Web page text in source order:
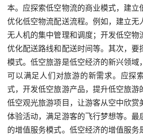
本。应探索低空物流的商业模式，建立
优化低空物流配送流程。例如，建立无
无人机的集中管理和调度；开发低空物
优化配送路线和配送时间等。其次，要
模式。低空旅游是低空经济的新兴领域
可以满足人们对旅游的新需求。应探
式，开发低空旅游产品，提升低空旅游
低空观光旅游项目，让游客从空中欣赏
体验活动，满足游客的飞行梦想等。最
的增值服务模式。低空经济的增值服务